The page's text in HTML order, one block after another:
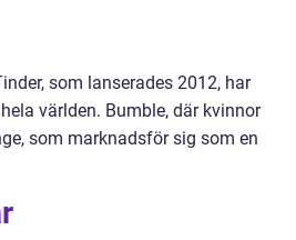
som lanserades 2012, har
världen. Bumble, där kvinnor
som marknadsför sig som en